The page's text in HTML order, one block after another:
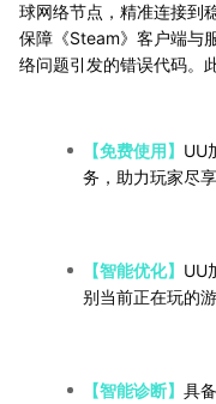
球网络节点，精准连接到
保障《Steam》客户端与
络问题引发的错误代码。
【免费使用】 UU
务，助力玩家尽
【智能优化】 UU
别当前正在玩的
【智能诊断】 具